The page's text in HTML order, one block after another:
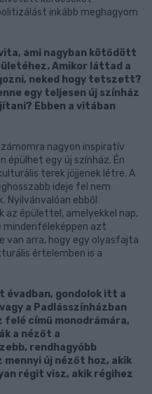
inkább meghagyom
ami nagyban kötődött
Amikor láttad a
neked hogy tetszett?
egy teljesen új színház
Ebben a vitában
nagyon inspiratív
épülhet egy új színház. Én
terek jöjjenek létre. A
ideje fel nem
Nyilvánvalóan ebből
az épülettel, amelyekkel nap,
mindenféleképpen azt
van arra, hogy egy olyasfajta
értelemben is a
évadban, gondolok itt a
a Padlásszínházban
felé című monodrámára,
a nézőt a
rendhagyóbb
új nézőt hoz, akik
régit visz, akik régihez